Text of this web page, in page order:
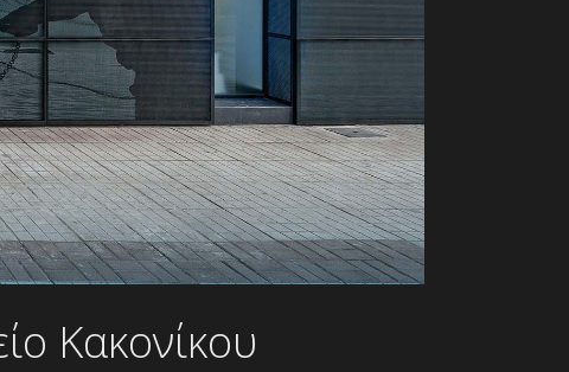
Κακονίκου